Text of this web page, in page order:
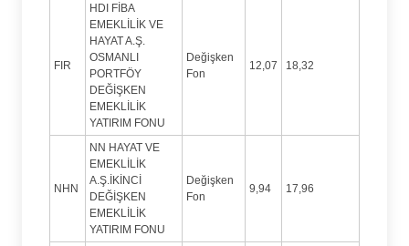
FIR
HDI FİBA
EMEKLİLİK VE
HAYAT A.Ş.
OSMANLI
PORTFÖY
DEĞİŞKEN
EMEKLİLİK
YATIRIM FONU
Değişken
Fon
12,07 18,32
NHN
NN HAYAT VE
EMEKLİLİK
A.Ş.İKİNCİ
DEĞİŞKEN
EMEKLİLİK
YATIRIM FONU
Değişken
Fon
9,94 17,96